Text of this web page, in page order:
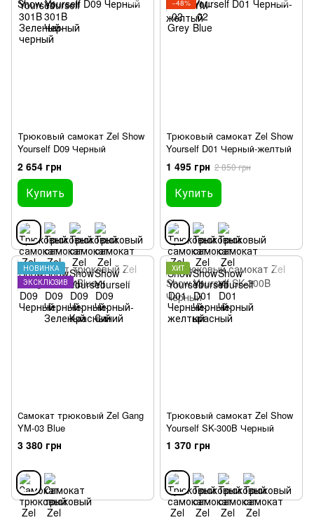
Трюковый самокат Zel Show
Yourself D09 Черный
2 654 грн
Купить
−48%
Трюковый самокат Zel Show
Yourself D01 Черный-желтый
1 495 грн 2 850 грн
Купить
НОВИНКА
ЭКСКЛЮЗИВ
Самокат трюковый Zel Gang
YM-03 Blue
3 380 грн
ХИТ
Трюковый самокат Zel Show
Yourself SK-300B Черный
1 370 грн